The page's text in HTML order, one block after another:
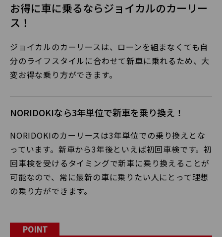
お得に車に乗るならジョイカルのカーリー
ス！
ジョイカルのカーリースは、ローンを組まなくても自
分のライフスタイルに合わせて新車に乗れるため、大
変お得な乗り方ができます。
NORIDOKIなら3年単位で新車を乗り換え！
NORIDOKIのカーリースは3年単位での乗り換えとな
っています。新車から3年後といえば初回車検です。初
回車検を受けるタイミングで新車に乗り換えることが
可能なので、常に最新の車に乗りたい人にとって理想
の乗り方ができます。
POINT